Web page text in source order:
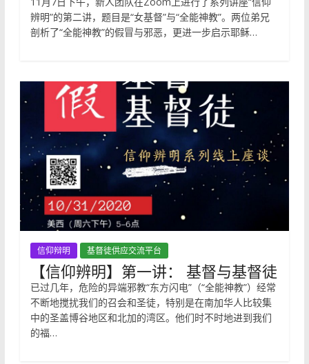
辨明”的第二讲，题目是“女基督”与“全能神教”。两位弟兄
剖析了“全能神教”的假冒与邪恶，更进一步启示耶稣…
信仰辩明 基督徒供应交流平台
【信仰辨明】第一讲： 基督与基督徒
已过几年，危险的异端邪教“东方闪电”（“全能神教”）经常
不断地搅扰我们的召会和圣徒，特别是在南加华人比较集
中的圣盖博谷地区和北加的湾区。他们时不时地进到我们
的福…